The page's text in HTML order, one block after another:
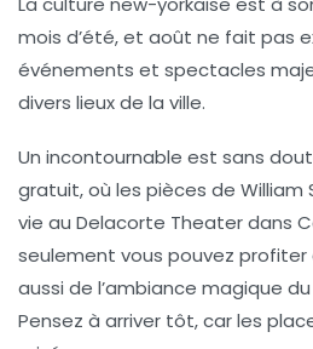
mois d’été, et août ne fait pas
événements et spectacles
divers lieux de la ville.
Un incontournable est sans
gratuit, où les pièces de William
vie au Delacorte Theater dans
seulement vous pouvez profiter
aussi de l’ambiance magique
Pensez à arriver tôt, car les